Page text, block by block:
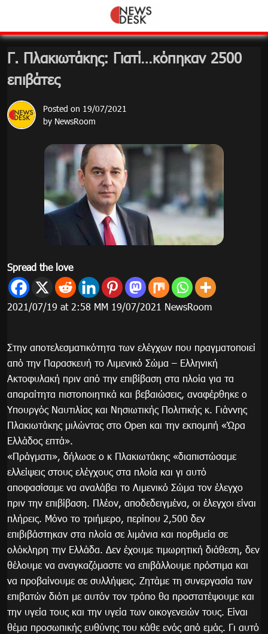
content
Γ. Πλακιωτάκης: Γιατί…κόπηκαν 2500
επιβάτες
Posted on 19/07/2021
by NewsRoom
Spread the love
2021/07/19 at 2:58 ΜΜ 19/07/2021 NewsRoom
Στην αποτελεσματικότητα των ελέγχων που πραγματοποιεί
από την Παρασκευή το Λιμενικό Σώμα – Ελληνική
Ακτοφυλακή πριν από την επιβίβαση στα πλοία για τα
απαραίτητα πιστοποιητικά και βεβαιώσεις, αναφέρθηκε ο
Υπουργός Ναυτιλίας και Νησιωτικής Πολιτικής κ. Γιάννης
Πλακιωτάκης μιλώντας στο Open και την εκπομπή «Ώρα
Ελλάδος επτά».
«Πράγματι», δήλωσε ο κ Πλακιωτάκης «διαπιστώσαμε
ελλείψεις στους ελέγχους στα πλοία και γι αυτό
αποφασίσαμε να αναλάβει το Λιμενικό Σώμα τον έλεγχο
πριν την επιβίβαση. Πλέον, αποδεδειγμένα, οι έλεγχοι είναι
πλήρεις. Μόνο το τριήμερο, περίπου 2,500 δεν
επιβιβάστηκαν στα πλοία σε λιμάνια και πορθμεία σε
ολόκληρη την Ελλάδα. Δεν έχουμε τιμωρητική διάθεση, δεν
θέλουμε να αναγκαζόμαστε να επιβάλλουμε πρόστιμα και
να προβαίνουμε σε συλλήψεις. Ζητάμε τη συνεργασία των
επιβατών διότι με αυτόν τον τρόπο θα προστατέψουμε και
την υγεία τους και την υγεία των οικογενειών τους. Είναι
θέμα προσωπικής ευθύνης του κάθε ενός από εμάς. Γι αυτό